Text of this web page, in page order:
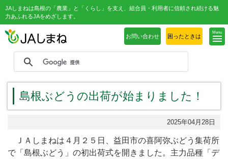
JAしまねは島根の「農業」と「くらし」を支え、組合員・利用者に信頼され続ける魅
力あふれるJAをめざします。
Menu
お問い合わせ 困ったときは
島根ぶどうの出荷が始まりました！
2025年04月28日
ＪＡしまねは４月２５日、益田市の喜阿弥ぶどう集荷所
で「島根ぶどう」の初出荷式を開きました。主力品種「デ